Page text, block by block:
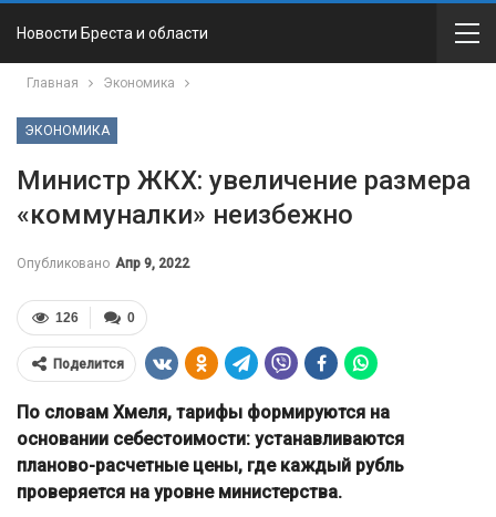
Новости Бреста и области
Главная Экономика
ЭКОНОМИКА
Министр ЖКХ: увеличение размера
«коммуналки» неизбежно
Опубликовано Апр 9, 2022
0
126
Поделится
По словам Хмеля, тарифы формируются на
основании себестоимости: устанавливаются
планово-расчетные цены, где каждый рубль
проверяется на уровне министерства.